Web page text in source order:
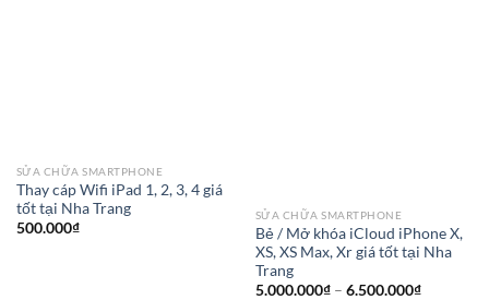
SỬA CHỮA SMARTPHONE
Thay cáp Wifi iPad 1, 2, 3, 4 giá
tốt tại Nha Trang
500.000₫
SỬA CHỮA SMARTPHONE
Bẻ / Mở khóa iCloud iPhone X,
XS, XS Max, Xr giá tốt tại Nha
Trang
5.000.000₫ – 6.500.000₫Khoảng